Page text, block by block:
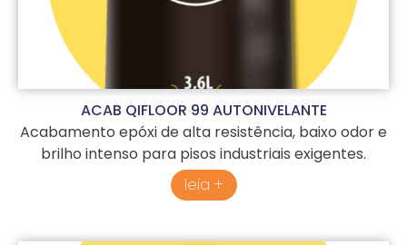
ACAB QIFLOOR 99 AUTONIVELANTE
Acabamento epóxi de alta resistência, baixo odor e
brilho intenso para pisos industriais exigentes.
leia +